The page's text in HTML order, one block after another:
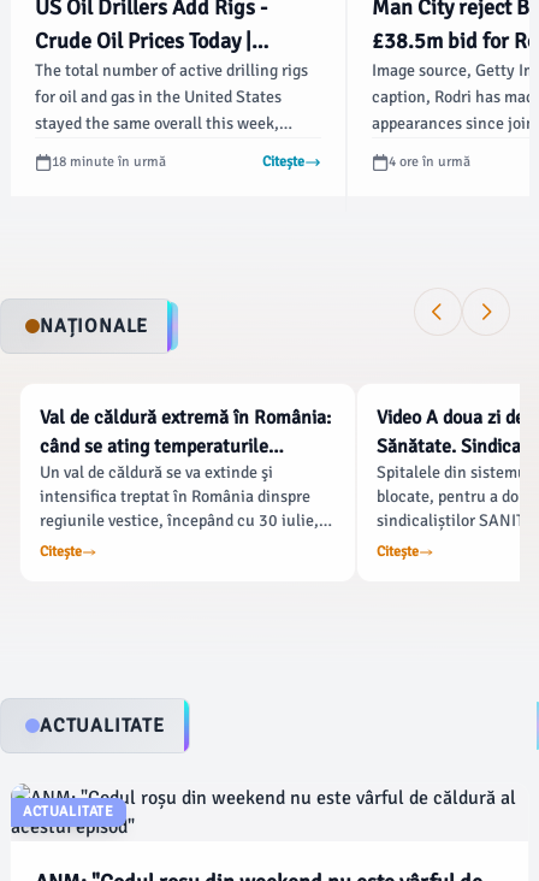
US Oil Drillers Add Rigs -
Crude Oil Prices Today |
OilPrice.com
The total number of active drilling rigs
for oil and gas in the United States
stayed the same overall this week,
according to new data that Baker
Hughes published on Friday, with the
reporting period, according to the data.
18 minute în urmă Citește
Man City reject
£38.5m bid for
Image source, Getty
caption, Rodri has
appearances since
City from Atletico
Manchester City have
4 ore în urmă
NAȚIONALE
NATIONALE
Val de căldură extremă în România:
când se ating temperaturile
maxime și care sunt regiunile cele
mai afectate
Un val de căldură se va extinde şi
intensifica treptat în România dinspre
regiunile vestice, începând cu 30 iulie,
iar intensitatea maximă a acestuia
dinspre regiunile vestice, iar intensitatea
maximă a acestuia urmând a se realiza
Citește
NATIONALE
Video A doua zi de
Sănătate.
salariale, Bolojan
protestul „s-a
dezinformare”
Spitalele din sistemul
blocate, pentru a
sindicaliștilor
se vor face operații,
Citește
ACTUALITATE
ACTUALITATE